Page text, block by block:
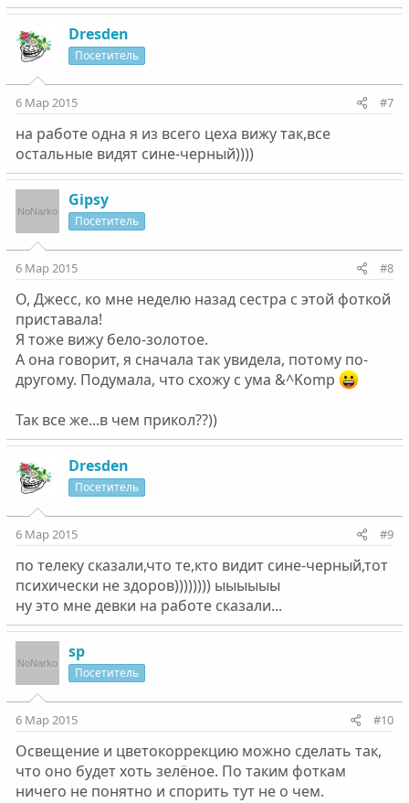
Dresden
Посетитель
6 Мар 2015 #7
на работе одна я из всего цеха вижу так,все
остальные видят сине-черный))))
Gipsy
Посетитель
6 Мар 2015 #8
О, Джесс, ко мне неделю назад сестра с этой фоткой
приставала!
Я тоже вижу бело-золотое.
А она говорит, я сначала так увидела, потому по-
другому. Подумала, что схожу с ума &^Komp
Так все же...в чем прикол??))
Dresden
Посетитель
6 Мар 2015 #9
по телеку сказали,что те,кто видит сине-черный,тот
психически не здоров)))))))) ыыыыыы
ну это мне девки на работе сказали...
sp
Посетитель
6 Мар 2015 #10
Освещение и цветокоррекцию можно сделать так,
что оно будет хоть зелёное. По таким фоткам
ничего не понятно и спорить тут не о чем.